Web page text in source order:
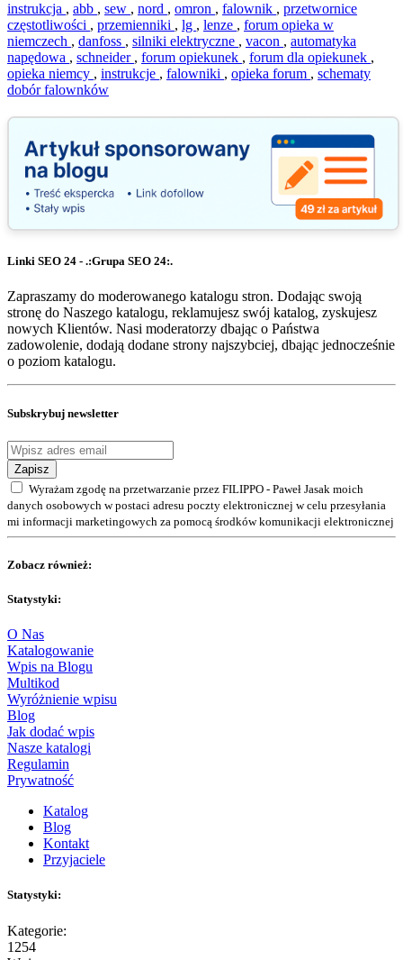
instrukcja , abb , sew , nord , omron , falownik , przetwornice
częstotliwości , przemienniki , lg , lenze , forum opieka w
niemczech , danfoss , silniki elektryczne , vacon , automatyka
napędowa , schneider , forum opiekunek , forum dla opiekunek ,
opieka niemcy , instrukcje , falowniki , opieka forum , schematy
dobór falownków
Linki SEO 24 - .:Grupa SEO 24:.
Zapraszamy do moderowanego katalogu stron. Dodając swoją
stronę do Naszego katalogu, reklamujesz swój katalog, zyskujesz
nowych Klientów. Nasi moderatorzy dbając o Państwa
zadowolenie, dodają dodane strony najszybciej, dbając jednocześnie
o poziom katalogu.
Subskrybuj newsletter
Zapisz
Wyrażam zgodę na przetwarzanie przez FILIPPO - Paweł Jasak moich
danych osobowych w postaci adresu poczty elektronicznej w celu przesyłania
mi informacji marketingowych za pomocą środków komunikacji elektronicznej
Zobacz również:
Statystyki:
O Nas
Katalogowanie
Wpis na Blogu
Multikod
Wyróżnienie wpisu
Blog
Jak dodać wpis
Nasze katalogi
Regulamin
Prywatność
Katalog
Blog
Kontakt
Przyjaciele
Statystyki:
Kategorie:
1254